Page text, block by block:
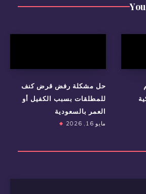
حل مشكلة رفض قرض كنف
للمطلقات بسبب الكفيل أو
العمر بالسعودية
مايو 16, 2026